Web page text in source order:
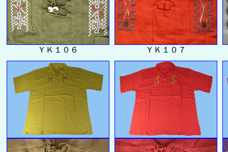
ＹＫ１０６ ＹＫ１０７